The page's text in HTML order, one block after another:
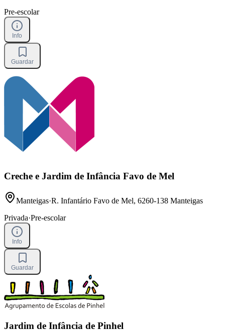
Pre-escolar
Info
Guardar
Creche e Jardim de Infância Favo de Mel
Manteigas·R. Infantário Favo de Mel, 6260-138 Manteigas
Privada·Pre-escolar
Info
Guardar
Jardim de Infância de Pinhel